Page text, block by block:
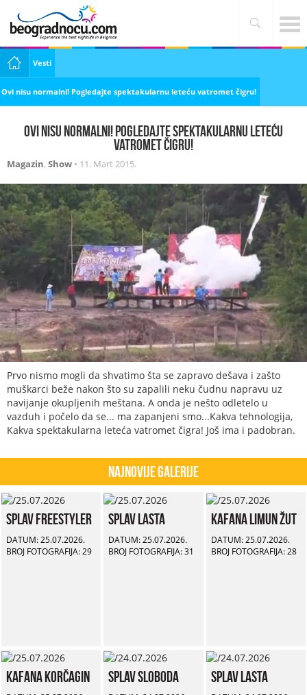
Vesti
Ovi nisu normalni! Pogledajte spektakularnu leteću vatromet čigru!
Ovi nisu normalni! Pogledajte spektakularnu leteću
vatromet čigru!
Magazin, Show • 11. Mart 2015.
Prvo nismo mogli da shvatimo šta se zapravo dešava i zašto
muškarci beže nakon što su zapalili neku čudnu napravu uz
navijanje okupljenih meštana. A onda je nešto odletelo u
vazduh i počelo da se... ma zapanjeni smo...Kakva tehnologija,
Kakva spektakularna leteća vatromet čigra! Još ima i padobran.
Najnovije Galerije
Splav Freestyler
DATUM: 25.07.2026.
BROJ FOTOGRAFIJA: 29
Splav Lasta
DATUM: 25.07.2026.
BROJ FOTOGRAFIJA: 31
Kafana Limun Žut
DATUM: 25.07.2026.
BROJ FOTOGRAFIJA: 28
Kafana Korčagin Splav Sloboda Splav Lasta